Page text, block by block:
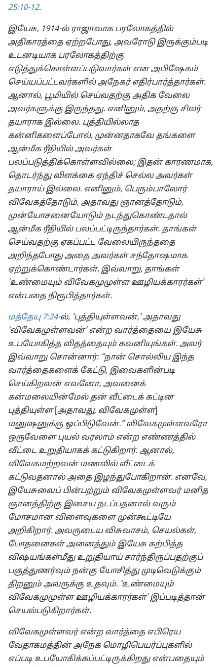
25:10-12.
இயேசு, 1914-ல் ராஜாவாக பரலோகத்தில்
அதிகாரத்தை ஏற்றபோது, அவரோடு இருக்கும்படி
உடனடியாக பரலோகத்திற்கு
எடுத்துக்கொள்ளப்படுவார்கள் என அபிஷேகம்
செய்யப்பட்டவர்களில் அநேகர் எதிர்பார்த்தார்கள்.
ஆனால், பூமியில் செய்வதற்கு அதிக வேலை
அவர்களுக்கு இருந்தது. எனினும், அதற்கு சிலர்
தயாராக இல்லை. புத்தியில்லாத
கன்னிகளைப்போல், முன்னதாகவே தங்களை
ஆன்மீக ரீதியில் அவர்கள்
பலப்படுத்திக்கொள்ளவில்லை; இதன் காரணமாக,
தொடர்ந்து விளக்கை ஏந்திச் செல்ல அவர்கள்
தயாராய் இல்லை. எனினும், பெரும்பாலோர்
விவேகத்தோடும், அதாவது ஞானத்தோடும்,
முன்யோசனையோடும் நடந்துகொண்டதால்
ஆன்மீக ரீதியில் பலப்பட்டிருந்தார்கள். தாங்கள்
செய்வதற்கு ஏகப்பட்ட வேலையிருந்ததை
அறிந்தபோது அதை அவர்கள் சந்தோஷமாக
ஏற்றுக்கொண்டார்கள். இவ்வாறு, தாங்கள்
‘உண்மையும் விவேகமுமுள்ள ஊழியக்காரர்கள்’
என்பதை நிரூபித்தார்கள்.
மத்தேயு 7:24-ல், ‘புத்தியுள்ளவன்,’ அதாவது
‘விவேகமுள்ளவன்’ என்ற வார்த்தையை இயேசு
உபயோகித்த விதத்தையும் கவனியுங்கள். அவர்
இவ்வாறு சொன்னார்: “நான் சொல்லிய இந்த
வார்த்தைகளைக் கேட்டு, இவைகளின்படி
செய்கிறவன் எவனோ, அவனைக்
கன்மலையின்மேல் தன் வீட்டைக் கட்டின
புத்தியுள்ள[ அதாவது, விவேகமுள்ள]
மனுஷனுக்கு ஒப்பிடுவேன்.” விவேகமுள்ளவரோ
ஒருவேளை புயல் வரலாம் என்ற எண்ணத்தில்
வீட்டை உறுதியாகக் கட்டுகிறார். ஆனால்,
விவேகமற்றவன் மணலில் வீட்டைக்
கட்டுவதனால் அதை இழந்துபோகிறான். எனவே,
இயேசுவைப் பின்பற்றும் விவேகமுள்ளவர் மனித
ஞானத்திற்கு இசைய நடப்பதனால் வரும்
மோசமான விளைவுகளை முன்கூட்டியே
அறிகிறார். அவருடைய விசுவாசம், செயல்கள்,
போதனைகள் அனைத்தும் இயேசு கற்பித்த
விஷயங்கள்மீது உறுதியாய் சார்ந்திருப்பதற்குப்
பகுத்துணர்வும் நன்கு யோசித்து முடிவெடுக்கும்
திறனும் அவருக்கு உதவும். ‘உண்மையும்
விவேகமுமுள்ள ஊழியக்காரர்கள்’ இப்படித்தான்
செயல்படுகிறார்கள்.
விவேகமுள்ளவர் என்ற வார்த்தை எபிரெய
வேதாகமத்தின் அநேக மொழிபெயர்ப்புகளில்
எப்படி உபயோகிக்கப்பட்டிருக்கிறது என்பதையும்